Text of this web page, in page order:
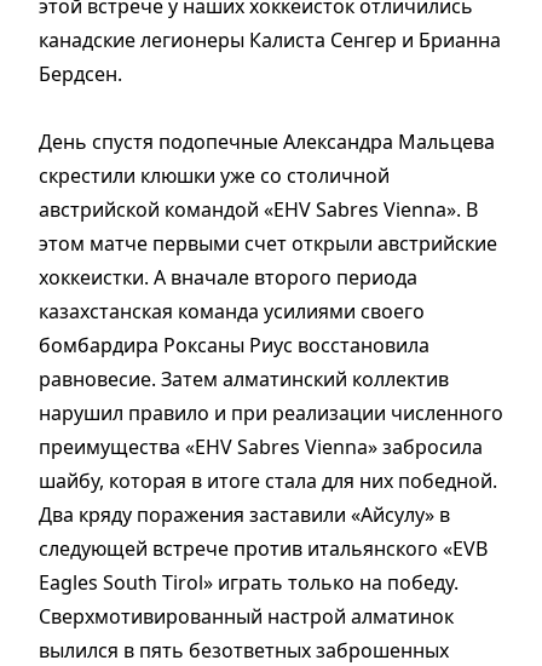
этой встрече у наших хоккеисток отличились
канадские легионеры Калиста Сенгер и Брианна
Бердсен.
День спустя подопечные Александра Мальцева
скрестили клюшки уже со столичной
австрийской командой «EHV Sabres Vienna». В
этом матче первыми счет открыли австрийские
хоккеистки. А вначале второго периода
казахстанская команда усилиями своего
бомбардира Роксаны Риус восстановила
равновесие. Затем алматинский коллектив
нарушил правило и при реализации численного
преимущества «EHV Sabres Vienna» забросила
шайбу, которая в итоге стала для них победной.
Два кряду поражения заставили «Айсулу» в
следующей встрече против итальянского «EVB
Eagles South Tirol» играть только на победу.
Сверхмотивированный настрой алматинок
вылился в пять безответных заброшенных